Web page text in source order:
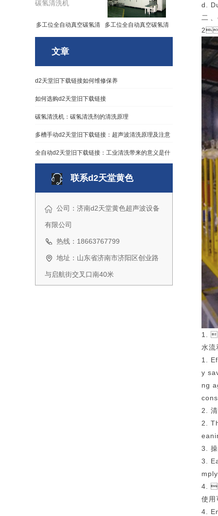
d.
二
1.
水流
1.
y
ng
2. 清
2.
3. 操
3.
4.
使用可
4.
多工位全自动真空碳氢清 多工位全自动真空碳氢清
文章
d2天堂旧下载链接如何维修保养
如何选购d2天堂旧下载链接
碳氢清洗机：碳氢清洗剂的清洗原理
多槽手动d2天堂旧下载链接：超声波清洗原理及注意
全自动d2天堂旧下载链接：工业清洗带来的意义是什
联系d2天堂黄色
公司：济南d2天堂黄色超声波设备
有限公司
热线：18663767799
地址：山东省济南市济阳区创业路
与启航街交叉口南40米